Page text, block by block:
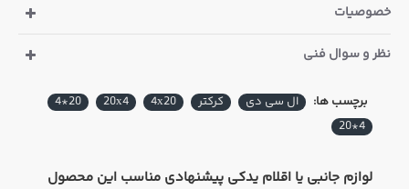
خصوصیات
نظر و سوال فنی
برچسب ها: ال سی دی کرکتر 4x20
20x4
20*4
4*20
لوازم جانبی یا اقلام یدکی پیشنهادی مناسب این محصول